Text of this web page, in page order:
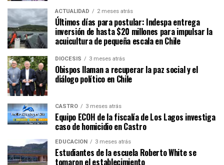
ACTUALIDAD 2 meses atrás
Últimos días para postular: Indespa entrega
inversión de hasta $20 millones para impulsar la
acuicultura de pequeña escala en Chile
DIÓCESIS 3 meses atrás
Obispos llaman a recuperar la paz social y el
diálogo político en Chile
CASTRO 3 meses atrás
Equipo ECOH de la fiscalía de Los Lagos investiga
caso de homicidio en Castro
EDUCACIÓN 3 meses atrás
Estudiantes de la escuela Roberto White se
tomaron el establecimiento